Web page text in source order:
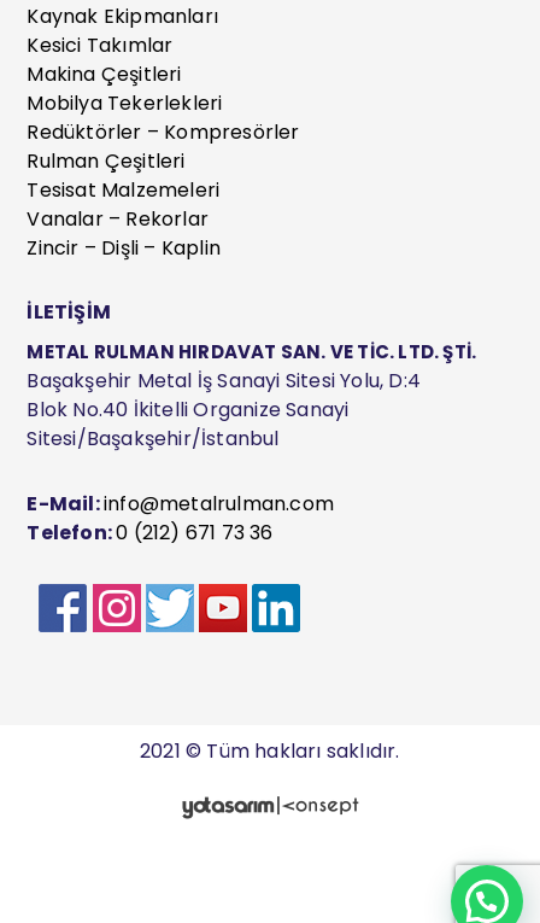
Kaynak Ekipmanları
Kesici Takımlar
Makina Çeşitleri
Mobilya Tekerlekleri
Redüktörler – Kompresörler
Rulman Çeşitleri
Tesisat Malzemeleri
Vanalar – Rekorlar
Zincir – Dişli – Kaplin
İLETİŞİM
METAL RULMAN HIRDAVAT SAN. VE TİC. LTD. ŞTİ.
Başakşehir Metal İş Sanayi Sitesi Yolu, D:4
Blok No.40 İkitelli Organize Sanayi
Sitesi/Başakşehir/İstanbul
E-Mail:info@metalrulman.com
Telefon:0 (212) 671 73 36
2021 © Tüm hakları saklıdır.